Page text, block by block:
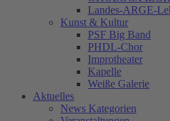
Landes-ARGE-
Kunst & Kultur
PSF Big Band
PHDL-Chor
Improtheater
Kapelle
Weiße Galerie
Aktuelles
News Kategorien